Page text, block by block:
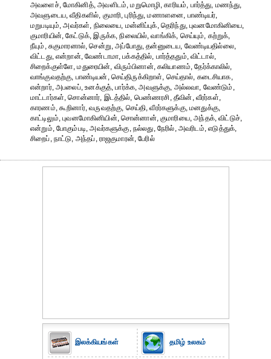
அவளைச், மோகினித், அவளிடம், மறுமொழி, காரியம், பார்த்து, மணந்து,
அவளுடைய, வீதிகளில், குமாரி, புரிந்து, மணாளனை, பாண்டியர்,
மறுபடியும், அவர்கள், நிலையை, மன்னிப்புக், தெரிந்து, புவனமோகினியை,
குமாரியின், கேட்டுக், இருக்க, நிலையில், வாங்கிக், செய்யும், கற்றுக்,
நீயும், சுகுமாரனால், சென்று, அப்போது, தன்னுடைய, வேண்டியதில்லை,
விட்டது, என்றான், வேண்டாமா, பக்கத்தில், பார்த்ததும், விட்டால்,
சிறைக்குள்ளே, மதுரையின், விரும்பினான், கலியாணம், தேர்க்காலில்,
வாங்குவதற்கு, பாண்டியன், செய்திருக்கிறாள், செய்தால், கடைசியாக,
என்றார், அபலைப், உனக்குத், பார்க்க, அவளுக்கு, அல்லவா, வேண்டும்,
மாட்டார்கள், சொன்னார், இடத்தில், பெண்ணரசி, தீவின், வீரர்கள்,
காரணம், கூறினார், வருவதற்கு, செய்தி, வீரர்களுக்கு, மனதுக்கு,
காட்டிலும், புவனமோகினியின், சொன்னான், குமாரியை, அந்தக், விட்டுச்,
என்றும், போகும்படி, அவர்களுக்கு, நல்லது, நேரில், அவரிடம், எடுத்துக்,
சிறைப், நாட்டு, அந்தப், ராஜகுமாரன், பேரில்
இலக்கியங்கள் தமிழ் உலகம்